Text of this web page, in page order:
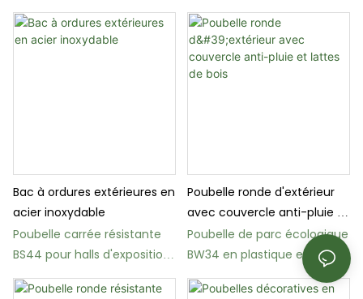
parcs et zones résidentielles
cendrier
Bac à ordures extérieures en
acier inoxydable
Poubelle carrée résistante
BS44 pour halls d'exposition
et rues
Poubelle ronde d'extérieur
avec couvercle anti-pluie et
lattes de bois
Poubelle de parc écologique
BW34 en plastique et bois
recyclés